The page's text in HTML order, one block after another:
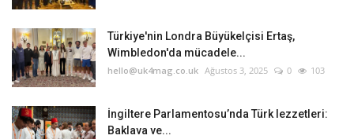
Türkiye'nin Londra Büyükelçisi Ertaş,
Wimbledon'da mücadele...
hello@uk4mag.co.uk Ağustos 3, 2025 0 103
İngiltere Parlamentosu’nda Türk lezzetleri:
Baklava ve...